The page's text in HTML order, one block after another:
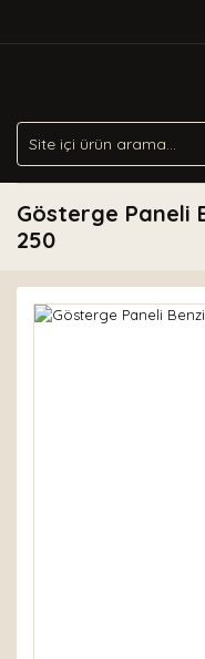
Gösterge Paneli
250